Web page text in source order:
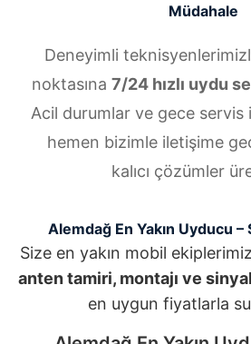
Müdahale
Deneyimli
noktasına 7/24 hızlı uydu
Acil durumlar ve gece servis
hemen bizimle iletişime
kalıcı çözümler
Alemdağ En Yakın Uyducu –
Size en yakın mobil
anten tamiri, montajı ve
en uygun fiyatlarla